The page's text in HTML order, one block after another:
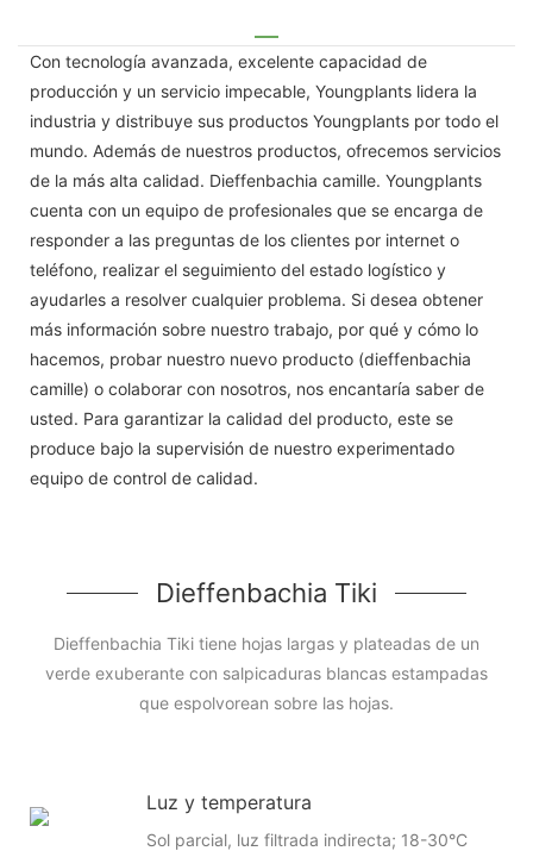
Con tecnología avanzada, excelente capacidad de
producción y un servicio impecable, Youngplants lidera la
industria y distribuye sus productos Youngplants por todo el
mundo. Además de nuestros productos, ofrecemos servicios
de la más alta calidad. Dieffenbachia camille. Youngplants
cuenta con un equipo de profesionales que se encarga de
responder a las preguntas de los clientes por internet o
teléfono, realizar el seguimiento del estado logístico y
ayudarles a resolver cualquier problema. Si desea obtener
más información sobre nuestro trabajo, por qué y cómo lo
hacemos, probar nuestro nuevo producto (dieffenbachia
camille) o colaborar con nosotros, nos encantaría saber de
usted. Para garantizar la calidad del producto, este se
produce bajo la supervisión de nuestro experimentado
equipo de control de calidad.
Dieffenbachia Tiki
Dieffenbachia Tiki tiene hojas largas y plateadas de un
verde exuberante con salpicaduras blancas estampadas
que espolvorean sobre las hojas.
Luz y temperatura
Sol parcial, luz filtrada indirecta; 18-30°C